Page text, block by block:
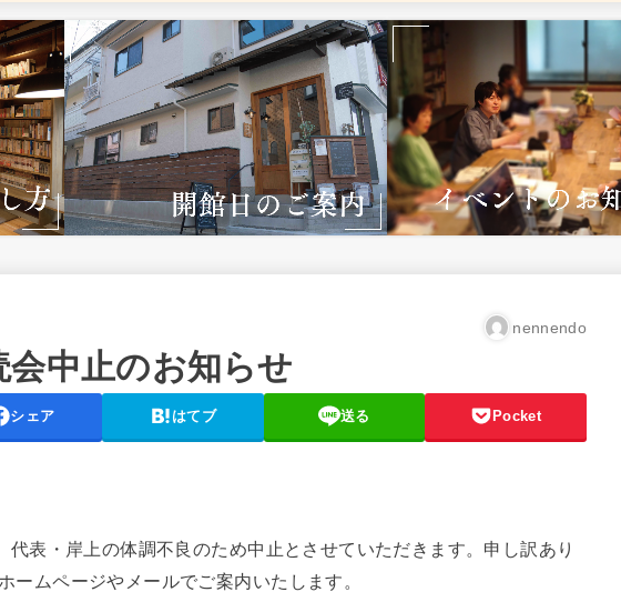
nennendo
中止のお知らせ
シェア はてブ 送る Pocket
代表・岸上の体調不良のため中止とさせていただきます。申し訳あり
ームページやメールでご案内いたします。